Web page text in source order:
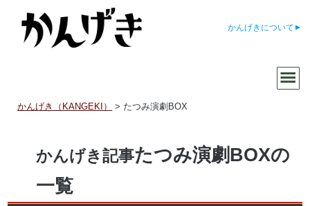
かんげきについて
かんげき（KANGEKI） > たつみ演劇BOX
かんげき記事たつみ演劇BOXの
一覧